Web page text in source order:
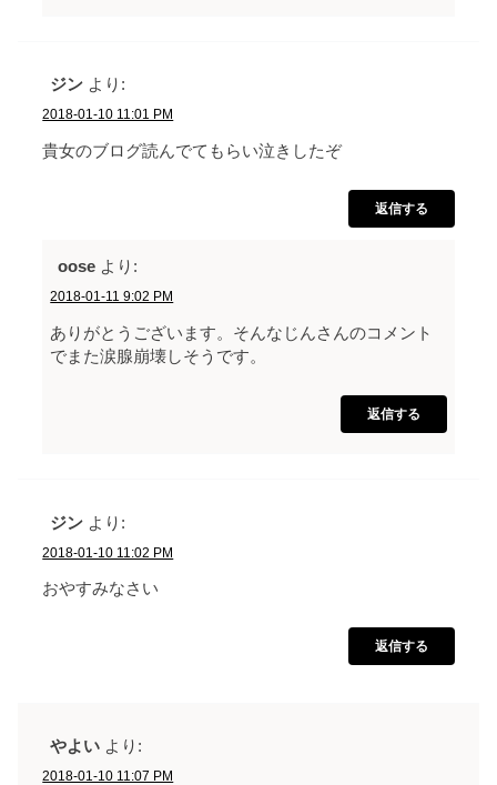
ジン より:
2018-01-10 11:01 PM
貴女のブログ読んでてもらい泣きしたぞ
返信する
oose より:
2018-01-11 9:02 PM
ありがとうございます。そんなじんさんのコメント
でまた涙腺崩壊しそうです。
返信する
ジン より:
2018-01-10 11:02 PM
おやすみなさい
返信する
やよい より:
2018-01-10 11:07 PM